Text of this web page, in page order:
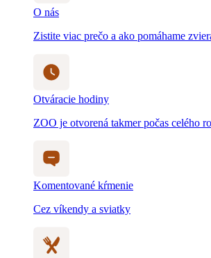
O nás
Zistite viac prečo a ako pomáhame
Otváracie hodiny
ZOO je otvorená takmer počas celého
Komentované kŕmenie
Cez víkendy a sviatky